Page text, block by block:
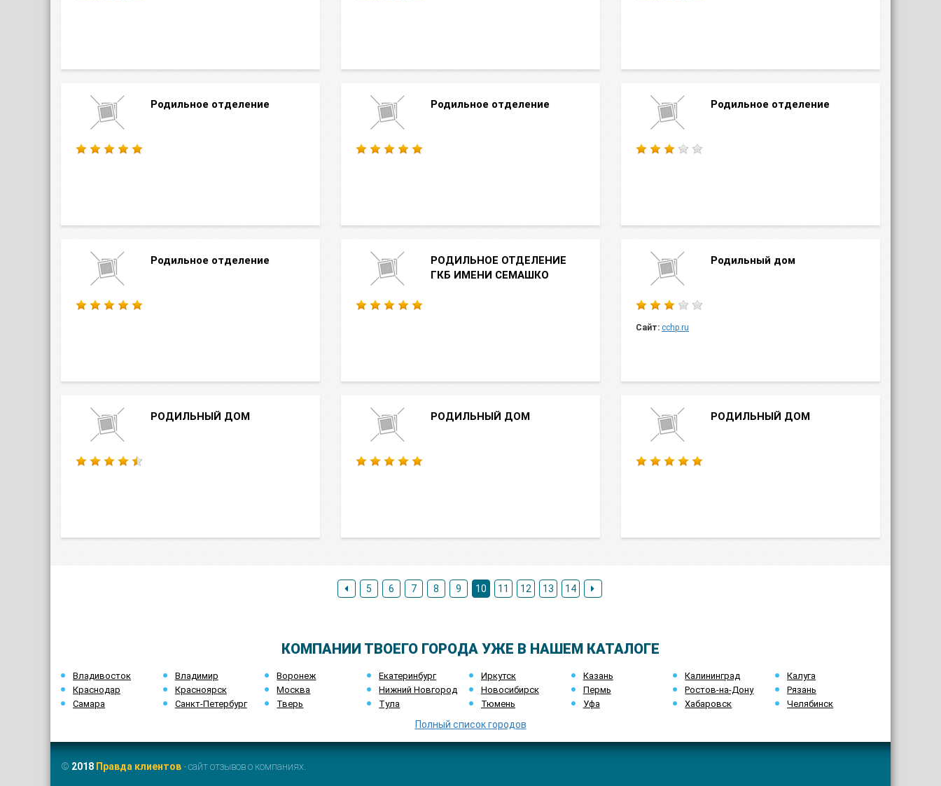
Родильное отделение Родильное отделение Родильное отделение
Родильное отделение
РОДИЛЬНОЕ ОТДЕЛЕНИЕ
ГКБ ИМЕНИ СЕМАШКО
Родильный дом
Сайт: cchp.ru
РОДИЛЬНЫЙ ДОМ РОДИЛЬНЫЙ ДОМ РОДИЛЬНЫЙ ДОМ
5 6 7 8 9 10 11 12 13 14
КОМПАНИИ ТВОЕГО ГОРОДА УЖЕ В НАШЕМ КАТАЛОГЕ
Владивосток Владимир Воронеж Екатеринбург Иркутск Казань Калининград
Калуга
Краснодар
Красноярск Москва Нижний Новгород Новосибирск Пермь Ростов-на-Дону
Рязань
Самара
Санкт-Петербург Тверь Тула Тюмень Уфа Хабаровск Челябинск
Полный список городов
© 2018 Правда клиентов- сайт отзывов о компаниях.